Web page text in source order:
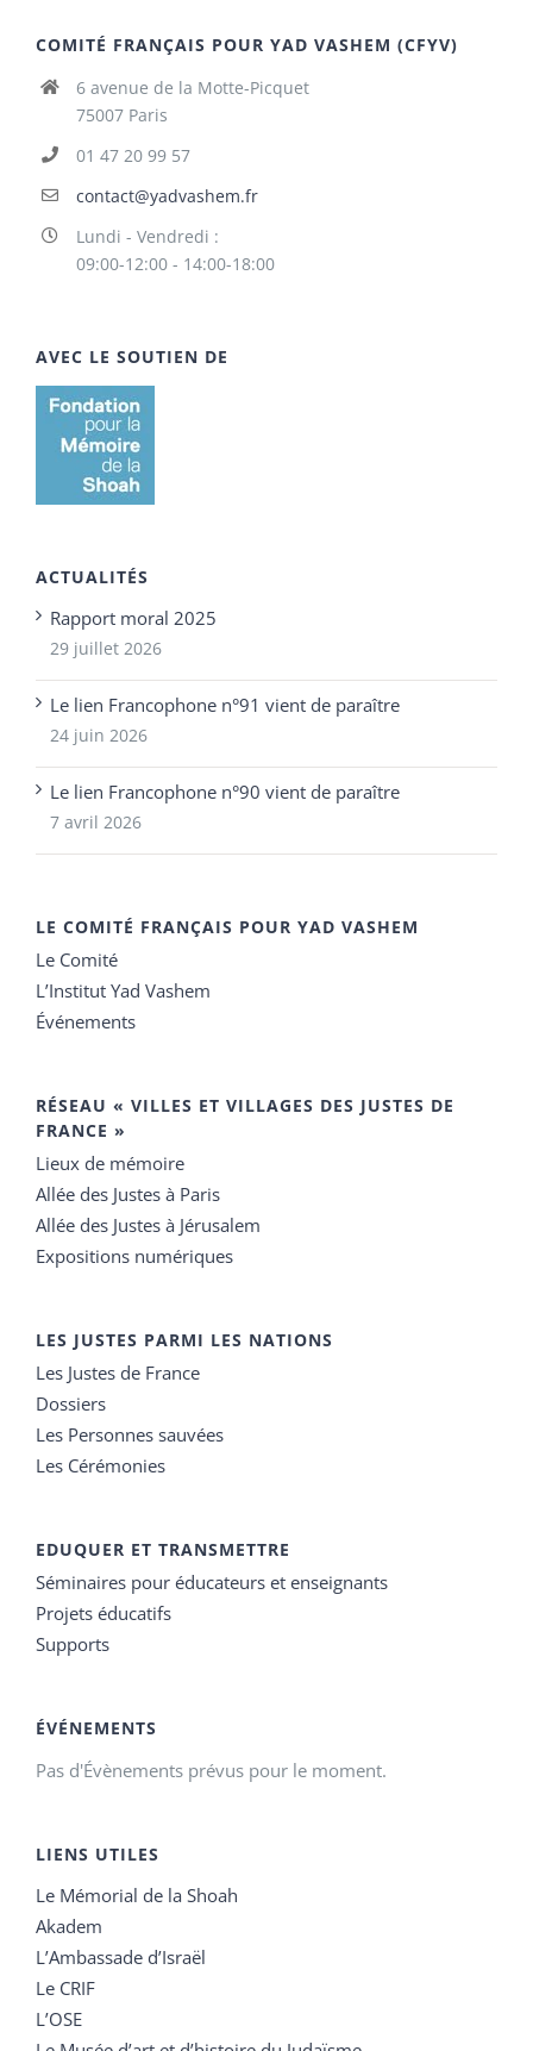
COMITÉ FRANÇAIS POUR YAD VASHEM (CFYV)
6 avenue de la Motte-Picquet
75007 Paris
01 47 20 99 57
contact@yadvashem.fr
Lundi - Vendredi :
09:00-12:00 - 14:00-18:00
AVEC LE SOUTIEN DE
ACTUALITÉS
Rapport moral 2025
29 juillet 2026
Le lien Francophone n°91 vient de paraître
24 juin 2026
Le lien Francophone n°90 vient de paraître
7 avril 2026
LE COMITÉ FRANÇAIS POUR YAD VASHEM
Le Comité
L’Institut Yad Vashem
Événements
RÉSEAU « VILLES ET VILLAGES DES JUSTES DE
FRANCE »
Lieux de mémoire
Allée des Justes à Paris
Allée des Justes à Jérusalem
Expositions numériques
LES JUSTES PARMI LES NATIONS
Les Justes de France
Dossiers
Les Personnes sauvées
Les Cérémonies
EDUQUER ET TRANSMETTRE
Séminaires pour éducateurs et enseignants
Projets éducatifs
Supports
ÉVÉNEMENTS
Pas d'Évènements prévus pour le moment.
LIENS UTILES
Le Mémorial de la Shoah
Akadem
L’Ambassade d’Israël
Le CRIF
L’OSE